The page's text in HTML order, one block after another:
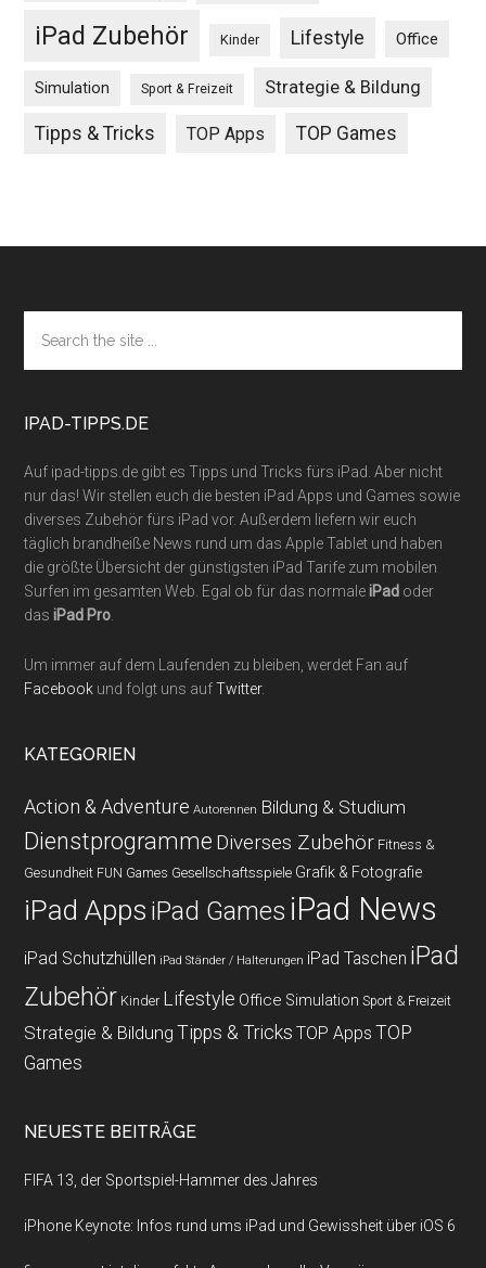
iPad Zubehör Kinder Lifestyle Office
Simulation Sport & Freizeit Strategie & Bildung
Tipps & Tricks TOP Apps TOP Games
Footer
the
site
IPAD-TIPPS.DE
Auf ipad-tipps.de gibt es Tipps und Tricks fürs iPad. Aber nicht
nur das! Wir stellen euch die besten iPad Apps und Games sowie
diverses Zubehör fürs iPad vor. Außerdem liefern wir euch
täglich brandheiße News rund um das Apple Tablet und haben
die größte Übersicht der günstigsten iPad Tarife zum mobilen
Surfen im gesamten Web. Egal ob für das normaleiPad oder
dasiPad Pro
Um immer auf dem Laufenden zu bleiben, werdet Fan auf
Facebook und folgt uns aufTwitter.
KATEGORIEN
Action & Adventure Autorennen Bildung & Studium
Dienstprogramme Diverses Zubehör Fitness &
Gesundheit FUN Games Gesellschaftsspiele Grafik & Fotografie
iPad Apps iPad Games iPad News
iPad Schutzhüllen iPad Ständer / Halterungen iPad Taschen iPad
Zubehör Kinder Lifestyle Office Simulation Sport & Freizeit
Strategie & Bildung Tipps & Tricks TOP Apps TOP
Games
NEUESTE BEITRÄGE
FIFA 13, der Sportspiel-Hammer des Jahres
iPhone Keynote: Infos rund ums iPad und Gewissheit über iOS 6